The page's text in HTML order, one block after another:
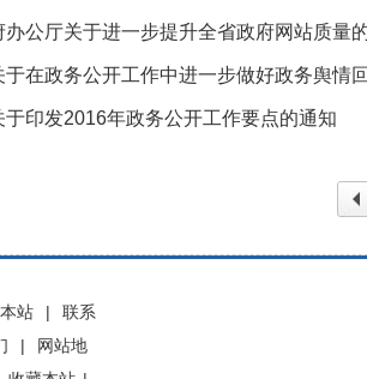
办公厅关于进一步提升全省政府网站质量
于在政务公开工作中进一步做好政务舆情
于印发2016年政务公开工作要点的通知
站 |
联系
|
网站地